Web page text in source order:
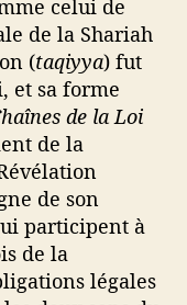
celui de
de la Shariah
(taqiyya) fut
et sa forme
de la Loi
de la
de son
participent à
de la
légales